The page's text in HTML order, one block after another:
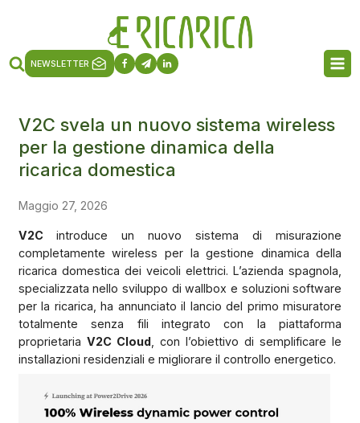
NEWSLETTER
V2C svela un nuovo sistema wireless
per la gestione dinamica della
ricarica domestica
Maggio 27, 2026
V2C introduce un nuovo sistema di misurazione
completamente wireless per la gestione dinamica della
ricarica domestica dei veicoli elettrici. L’azienda spagnola,
specializzata nello sviluppo di wallbox e soluzioni software
per la ricarica, ha annunciato il lancio del primo misuratore
totalmente senza fili integrato con la piattaforma
proprietaria V2C Cloud, con l’obiettivo di semplificare le
installazioni residenziali e migliorare il controllo energetico.